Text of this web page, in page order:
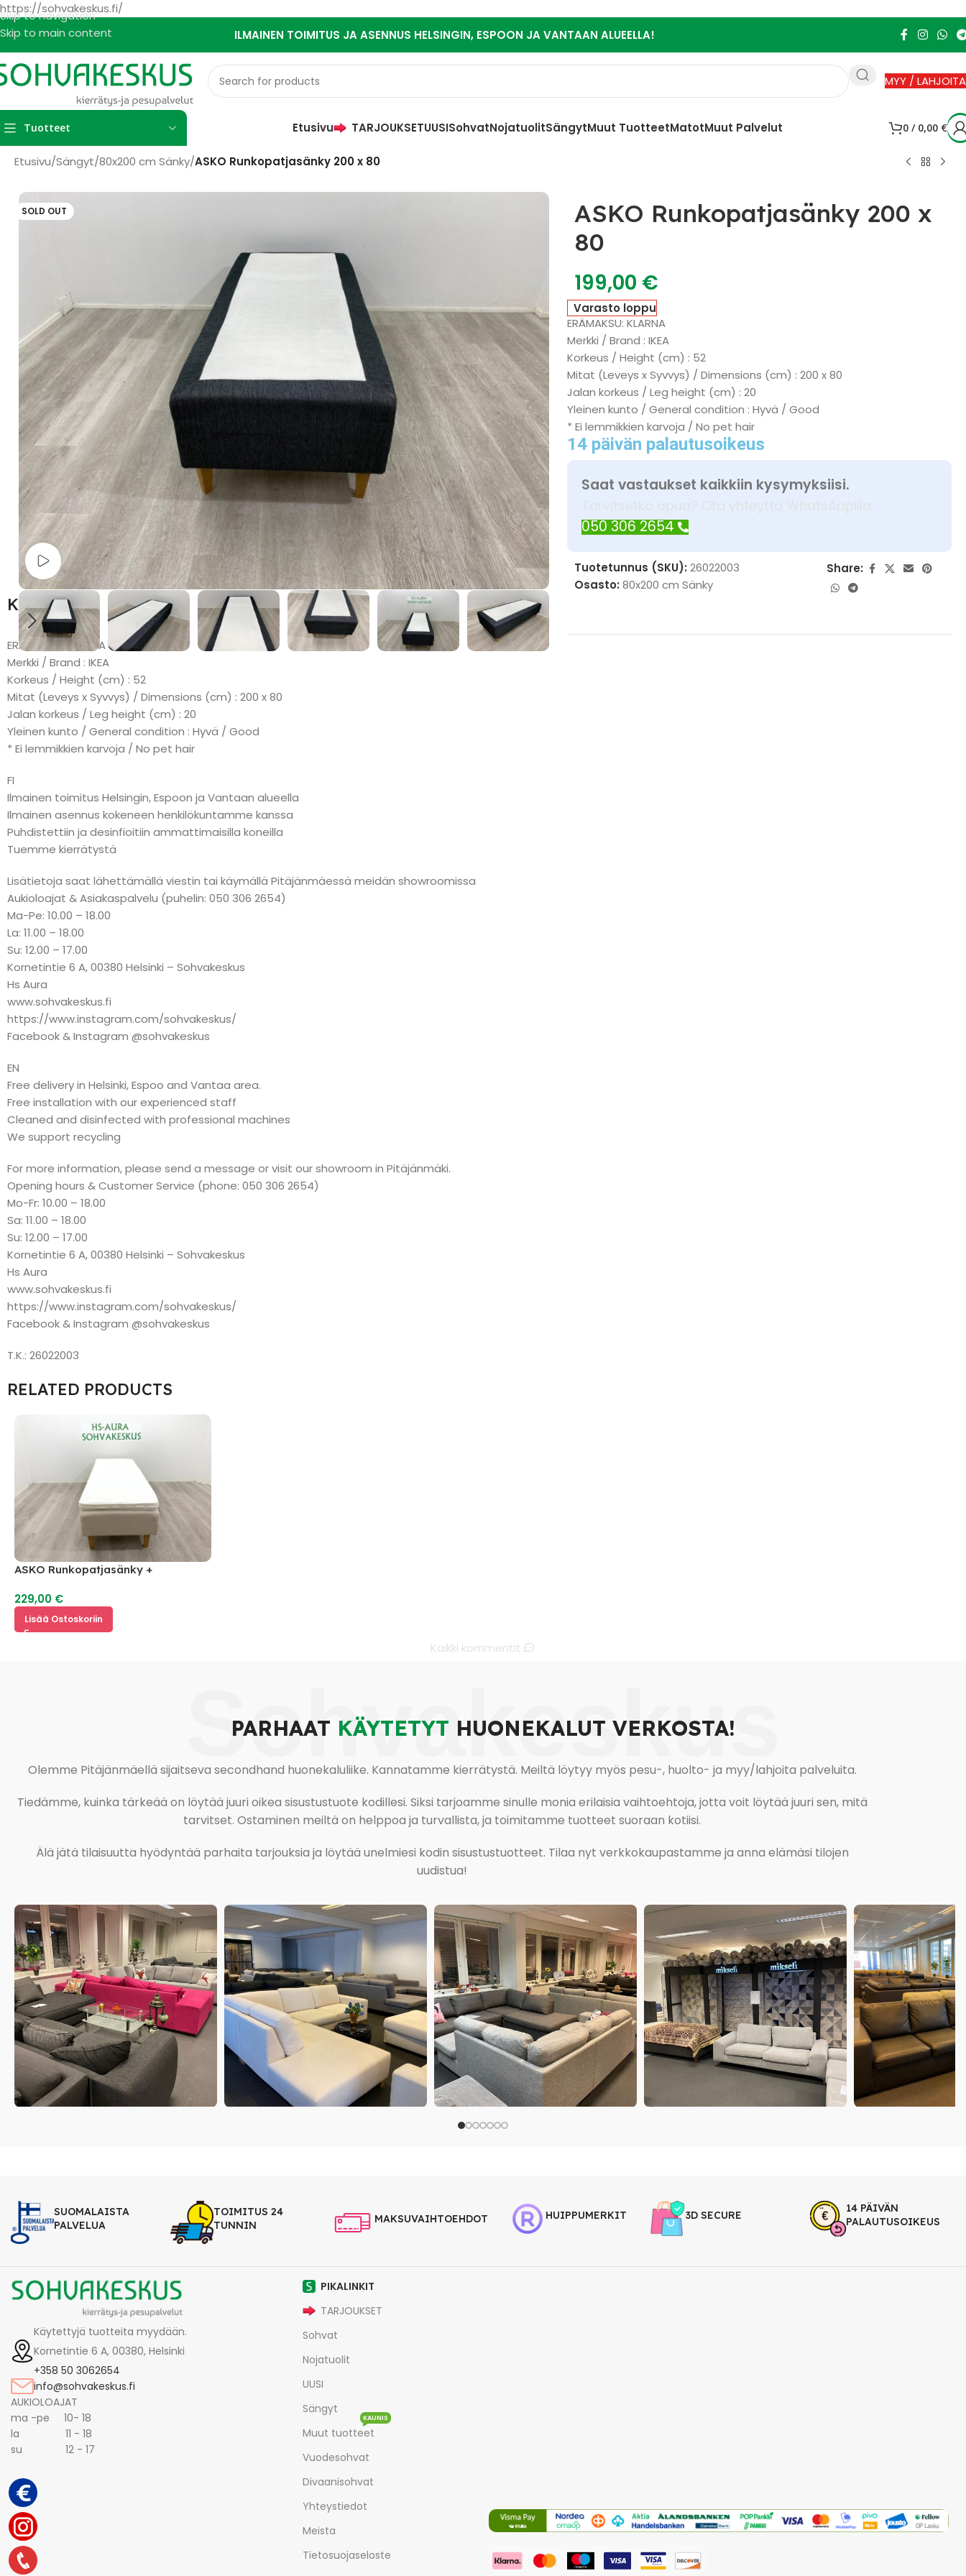
https://sohvakeskus.fi/
Skip to navigation
Skip to main content
ILMAINEN TOIMITUS JA ASENNUS HELSINGIN, ESPOON JA VANTAAN ALUEELLA!
MYY / LAHJOITA
Tuotteet Etusivu TARJOUKSETUUSISohvatNojatuolitSängytMuut TuotteetMatotMuut Palvelut 0 / 0,00 €
Etusivu/Sängyt/80x200 cm Sänky/ASKO Runkopatjasänky 200 x 80
SOLD OUT
Watch video
ASKO Runkopatjasänky 200 x
80
199,00 €
Varasto loppu
ERÄMAKSU: KLARNA
Merkki / Brand : IKEA
Korkeus / Height (cm) : 52
Mitat (Leveys x Syvvys) / Dimensions (cm) : 200 x 80
Jalan korkeus / Leg height (cm) : 20
Yleinen kunto / General condition : Hyvä / Good
* Ei lemmikkien karvoja / No pet hair
14 päivän palautusoikeus
Saat vastaukset kaikkiin kysymyksiisi.
Tarvitsetko apua? Ota yhteyttä WhatsAppilla
050 306 2654
Tuotetunnus (SKU):26022003
Osasto: 80x200 cm Sänky
Share:
Kuvaus
ERÄMAKSU: KLARNA
Merkki / Brand : IKEA
Korkeus / Height (cm) : 52
Mitat (Leveys x Syvvys) / Dimensions (cm) : 200 x 80
Jalan korkeus / Leg height (cm) : 20
Yleinen kunto / General condition : Hyvä / Good
* Ei lemmikkien karvoja / No pet hair
FI
Ilmainen toimitus Helsingin, Espoon ja Vantaan alueella
Ilmainen asennus kokeneen henkilökuntamme kanssa
Puhdistettiin ja desinfioitiin ammattimaisilla koneilla
Tuemme kierrätystä
Lisätietoja saat lähettämällä viestin tai käymällä Pitäjänmäessä meidän showroomissa
Aukioloajat & Asiakaspalvelu (puhelin: 050 306 2654)
Ma-Pe: 10.00 – 18.00
La: 11.00 – 18.00
Su: 12.00 – 17.00
Kornetintie 6 A, 00380 Helsinki – Sohvakeskus
Hs Aura
www.sohvakeskus.fi
https://www.instagram.com/sohvakeskus/
Facebook & Instagram @sohvakeskus
EN
Free delivery in Helsinki, Espoo and Vantaa area.
Free installation with our experienced staff
Cleaned and disinfected with professional machines
We support recycling
For more information, please send a message or visit our showroom in Pitäjänmäki.
Opening hours & Customer Service (phone: 050 306 2654)
Mo-Fr: 10.00 – 18.00
Sa: 11.00 – 18.00
Su: 12.00 – 17.00
Kornetintie 6 A, 00380 Helsinki – Sohvakeskus
Hs Aura
www.sohvakeskus.fi
https://www.instagram.com/sohvakeskus/
Facebook & Instagram @sohvakeskus
T.K.: 26022003
RELATED PRODUCTS
ASKO Runkopatjasänky +
229,00 €
Lisää Ostoskoriin
Kaikki kommentit
Sohvakeskus
PARHAAT KÄYTETYT HUONEKALUT VERKOSTA!
Olemme Pitäjänmäellä sijaitseva secondhand huonekaluliike. Kannatamme kierrätystä. Meiltä löytyy myös pesu-, huolto- ja myy/lahjoita palveluita.
Tiedämme, kuinka tärkeää on löytää juuri oikea sisustustuote kodillesi. Siksi tarjoamme sinulle monia erilaisia vaihtoehtoja, jotta voit löytää juuri sen, mitä
tarvitset. Ostaminen meiltä on helppoa ja turvallista, ja toimitamme tuotteet suoraan kotiisi.
Älä jätä tilaisuutta hyödyntää parhaita tarjouksia ja löytää unelmiesi kodin sisustustuotteet. Tilaa nyt verkkokaupastamme ja anna elämäsi tilojen
uudistua!
SUOMALAISTA
PALVELUA
TOIMITUS 24
TUNNIN
MAKSUVAIHTOEHDOT HUIPPUMERKIT 3D SECURE
14 PÄIVÄN
PALAUTUSOIKEUS
Käytettyjä tuotteita myydään.
Kornetintie 6 A, 00380, Helsinki
+358 50 3062654
info@sohvakeskus.fi
AUKIOLOAJAT
ma -pe 10- 18
la 11 - 18
su 12 - 17
PIKALINKIT
TARJOUKSET
Sohvat
Nojatuolit
UUSI
Sängyt
Muut tuotteet
KAUNIS
Vuodesohvat
Divaanisohvat
Yhteystiedot
Meista
Tietosuojaseloste